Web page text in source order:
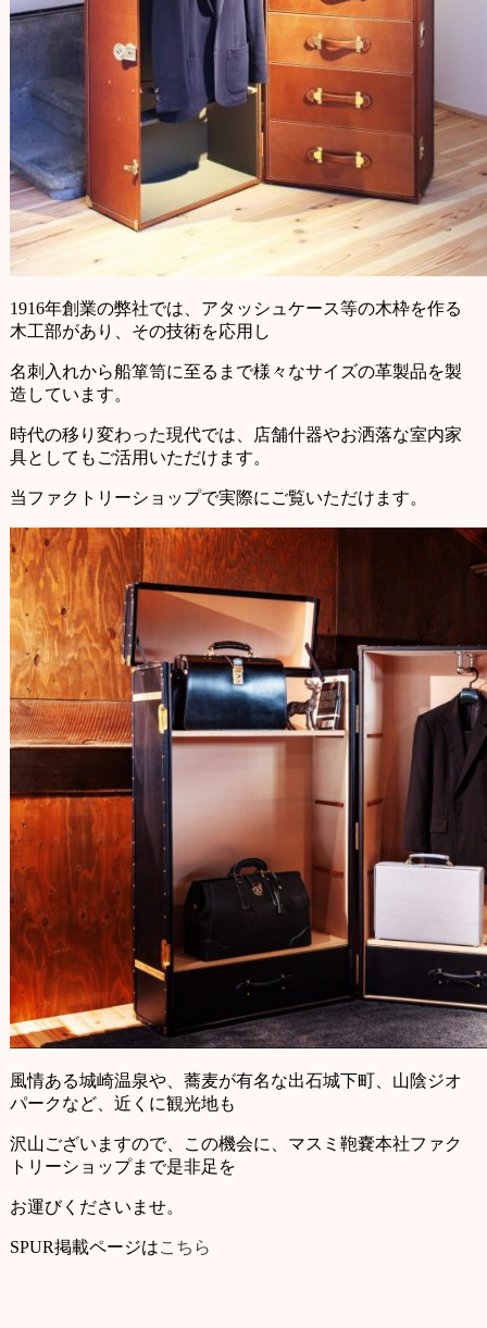
1916年創業の弊社では、アタッシュケース等の木枠を作る
木工部があり、その技術を応用し
名刺入れから船箪笥に至るまで様々なサイズの革製品を製
造しています。
時代の移り変わった現代では、店舗什器やお洒落な室内家
具としてもご活用いただけます。
当ファクトリーショップで実際にご覧いただけます。
風情ある城崎温泉や、蕎麦が有名な出石城下町、山陰ジオ
パークなど、近くに観光地も
沢山ございますので、この機会に、マスミ鞄嚢本社ファク
トリーショップまで是非足を
お運びくださいませ。
SPUR掲載ページはこちら